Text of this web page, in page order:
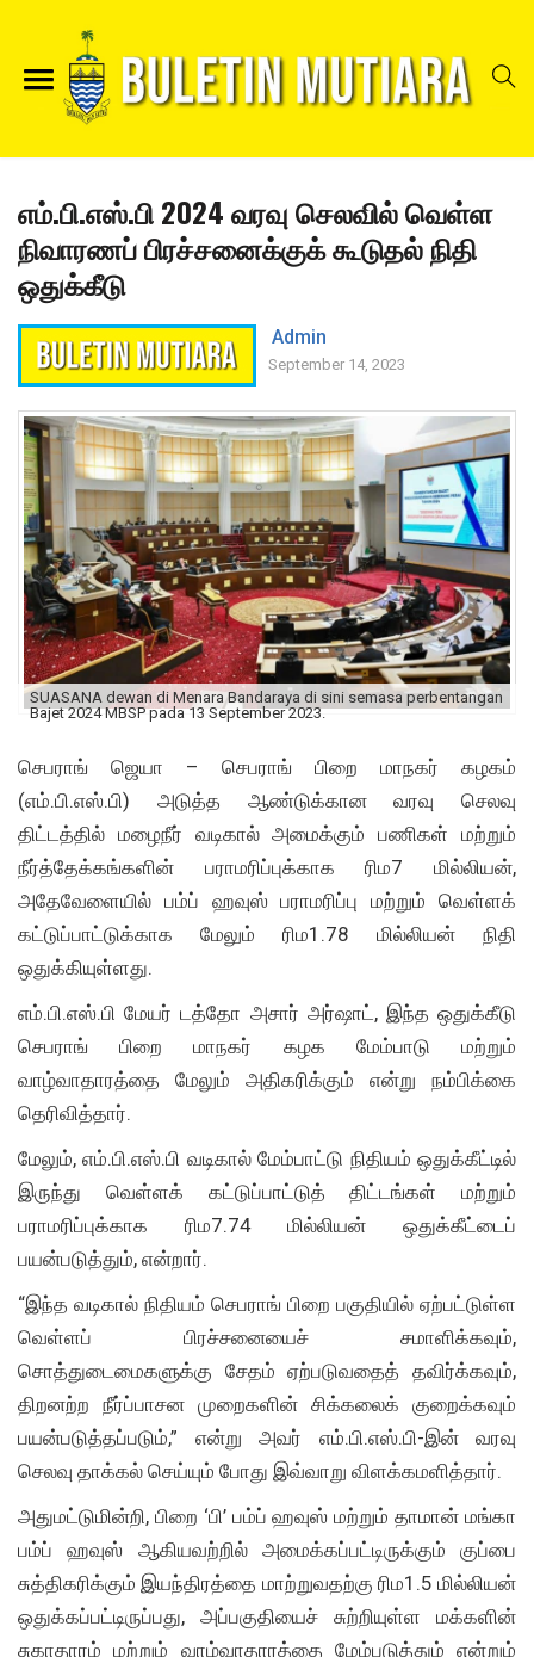
எம்.பி.எஸ்.பி 2024 வரவு செலவில் வெள்ள
நிவாரணப் பிரச்சனைக்குக் கூடுதல் நிதி
ஒதுக்கீடு
Admin
September 14, 2023
SUASANA dewan di Menara Bandaraya di sini semasa perbentangan
Bajet 2024 MBSP pada 13 September 2023.
செபராங் ஜெயா – செபராங் பிறை மாநகர் கழகம்
(எம்.பி.எஸ்.பி) அடுத்த ஆண்டுக்கான வரவு செலவு
திட்டத்தில் மழைநீர் வடிகால் அமைக்கும் பணிகள் மற்றும்
நீர்த்தேக்கங்களின் பராமரிப்புக்காக ரிம7 மில்லியன்,
அதேவேளையில் பம்ப் ஹவுஸ் பராமரிப்பு மற்றும் வெள்ளக்
கட்டுப்பாட்டுக்காக மேலும் ரிம1.78 மில்லியன் நிதி
ஒதுக்கியுள்ளது.
எம்.பி.எஸ்.பி மேயர் டத்தோ அசார் அர்ஷாட், இந்த ஒதுக்கீடு
செபராங் பிறை மாநகர் கழக மேம்பாடு மற்றும்
வாழ்வாதாரத்தை மேலும் அதிகரிக்கும் என்று நம்பிக்கை
தெரிவித்தார்.
மேலும், எம்.பி.எஸ்.பி வடிகால் மேம்பாட்டு நிதியம் ஒதுக்கீட்டில்
இருந்து வெள்ளக் கட்டுப்பாட்டுத் திட்டங்கள் மற்றும்
பராமரிப்புக்காக ரிம7.74 மில்லியன் ஒதுக்கீட்டைப்
பயன்படுத்தும், என்றார்.
“இந்த வடிகால் நிதியம் செபராங் பிறை பகுதியில் ஏற்பட்டுள்ள
வெள்ளப் பிரச்சனையைச் சமாளிக்கவும்,
சொத்துடைமைகளுக்கு சேதம் ஏற்படுவதைத் தவிர்க்கவும்,
திறனற்ற நீர்ப்பாசன முறைகளின் சிக்கலைக் குறைக்கவும்
பயன்படுத்தப்படும்,” என்று அவர் எம்.பி.எஸ்.பி-இன் வரவு
செலவு தாக்கல் செய்யும் போது இவ்வாறு விளக்கமளித்தார்.
அதுமட்டுமின்றி, பிறை ‘பி’ பம்ப் ஹவுஸ் மற்றும் தாமான் மங்கா
பம்ப் ஹவுஸ் ஆகியவற்றில் அமைக்கப்பட்டிருக்கும் குப்பை
சுத்திகரிக்கும் இயந்திரத்தை மாற்றுவதற்கு ரிம1.5 மில்லியன்
ஒதுக்கப்பட்டிருப்பது, அப்பகுதியைச் சுற்றியுள்ள மக்களின்
சுகாதாரம் மற்றும் வாழ்வாதாரத்தை மேம்படுத்தும் என்றும்